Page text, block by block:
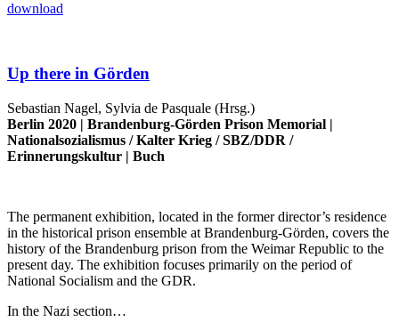
download
Up there in Görden
Sebastian Nagel, Sylvia de Pasquale (Hrsg.)
Berlin 2020 | Brandenburg-Görden Prison Memorial |
Nationalsozialismus /Kalter Krieg /SBZ/DDR /
Erinnerungskultur | Buch
The permanent exhibition, located in the former director’s residence
in the historical prison ensemble at Brandenburg-Görden, covers the
history of the Brandenburg prison from the Weimar Republic to the
present day. The exhibition focuses primarily on the period of
National Socialism and the GDR.
In the Nazi section…